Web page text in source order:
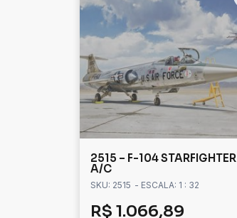
2515 – F-104 STARFIGHTER
A/C
SKU: 2515 - ESCALA: 1 : 32
R$ 1.066,89